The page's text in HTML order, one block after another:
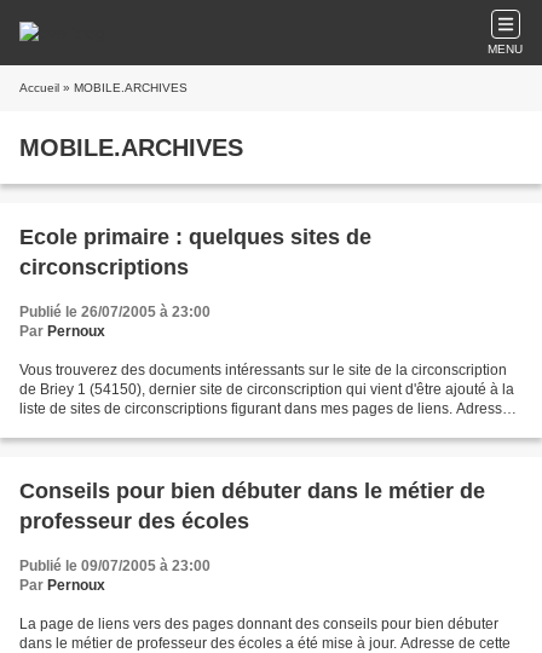
MENU
Accueil » MOBILE.ARCHIVES
MOBILE.ARCHIVES
Ecole primaire : quelques sites de
circonscriptions
Publié le 26/07/2005 à 23:00
Par Pernoux
Vous trouverez des documents intéressants sur le site de la circonscription
de Briey 1 (54150), dernier site de circonscription qui vient d'être ajouté à la
liste de sites de circonscriptions figurant dans mes pages de liens. Adresse
Conseils pour bien débuter dans le métier de
professeur des écoles
Publié le 09/07/2005 à 23:00
Par Pernoux
La page de liens vers des pages donnant des conseils pour bien débuter
dans le métier de professeur des écoles a été mise à jour. Adresse de cette